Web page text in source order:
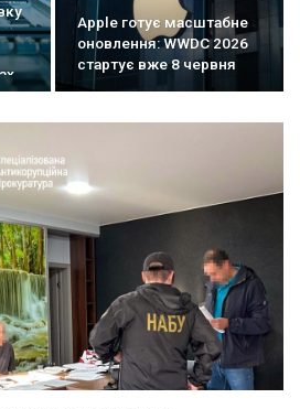
Apple готує масштабне
оновлення: WWDC 2026
стартує вже 8 червня